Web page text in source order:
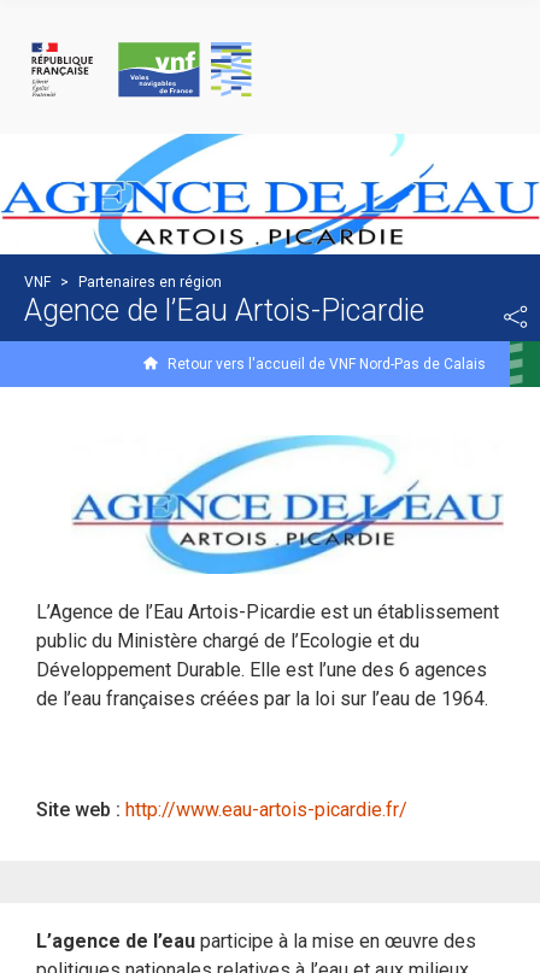
VNF > Partenaires en région
Agence de l’Eau Artois-Picardie
Retour vers l'accueil de VNF Nord-Pas de Calais
L’Agence de l’Eau Artois-Picardie est un établissement
public du Ministère chargé de l’Ecologie et du
Développement Durable. Elle est l’une des 6 agences
de l’eau françaises créées par la loi sur l’eau de 1964.
Site web : http://www.eau-artois-picardie.fr/
L’agence de l’eau participe à la mise en œuvre des